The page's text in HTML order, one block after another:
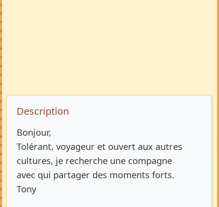
Description de l’annonce
Description
Bonjour,
Tolérant, voyageur et ouvert aux autres
cultures, je recherche une compagne
avec qui partager des moments forts.
Tony